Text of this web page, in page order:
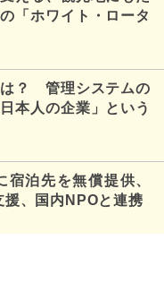
「ホワイト・ロータ
は？ 管理システムの
本人の企業」という
泊先を無償提供、
、国内NPOと連携